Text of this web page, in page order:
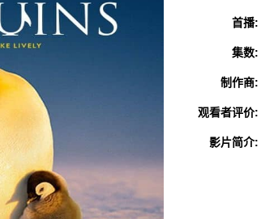
首播:
集数:
制作商:
观看者评价:
影片简介: